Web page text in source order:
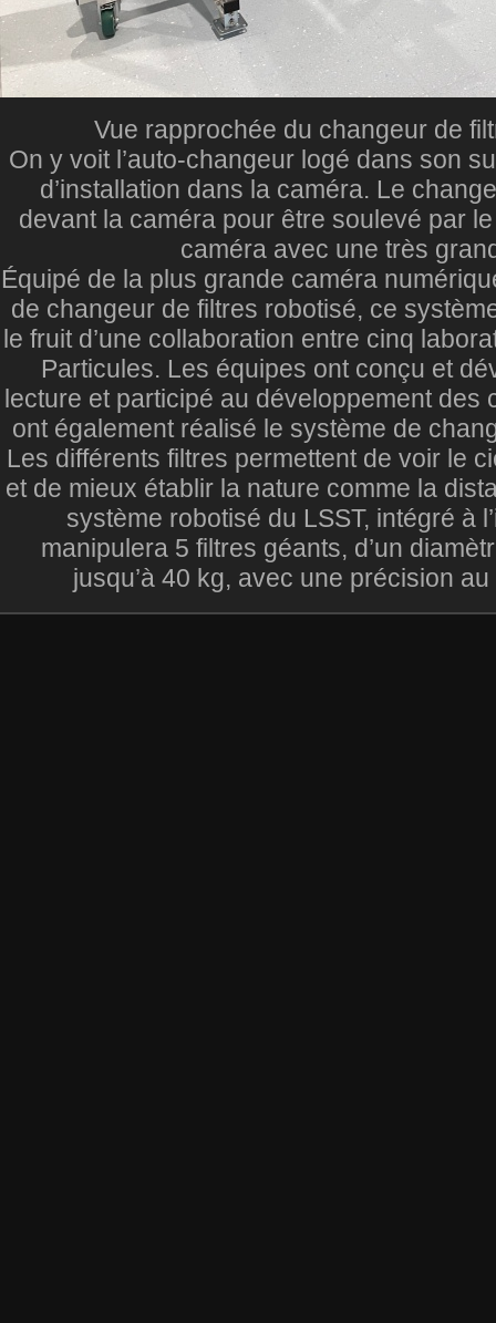
Vue rapprochée du changeur de
On y voit l’auto-changeur logé dans son
d’installation dans la caméra. Le
devant la caméra pour être soulevé par
caméra avec une très
Équipé de la plus grande caméra
de changeur de filtres robotisé, ce
le fruit d’une collaboration entre cinq
Particules. Les équipes ont conçu et
lecture et participé au développement des
ont également réalisé le système de
Les différents filtres permettent de voir le
et de mieux établir la nature comme la
système robotisé du LSST, intégré à
manipulera 5 filtres géants, d’un
jusqu’à 40 kg, avec une précision